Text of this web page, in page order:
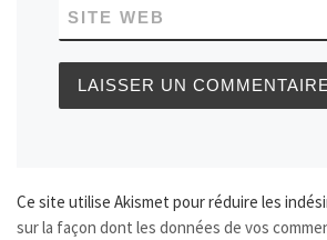
SITE WEB
Ce site utilise Akismet pour réduire les
sur la façon dont les données de vos